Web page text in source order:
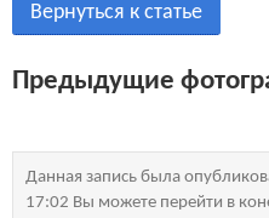
Вернуться к статье
Предыдущие
Данная запись была
17:02 Вы можете перейти в